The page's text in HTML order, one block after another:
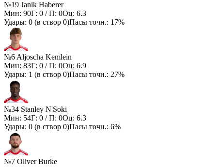
№19 Janik Haberer
Мин: 90Г: 0 / П: 0Оц: 6.3
Удары: 0 (в створ 0)Пасы точн.: 17%
№6 Aljoscha Kemlein
Мин: 83Г: 0 / П: 0Оц: 6.9
Удары: 1 (в створ 0)Пасы точн.: 27%
№34 Stanley N'Soki
Мин: 54Г: 0 / П: 0Оц: 6.3
Удары: 0 (в створ 0)Пасы точн.: 6%
№7 Oliver Burke